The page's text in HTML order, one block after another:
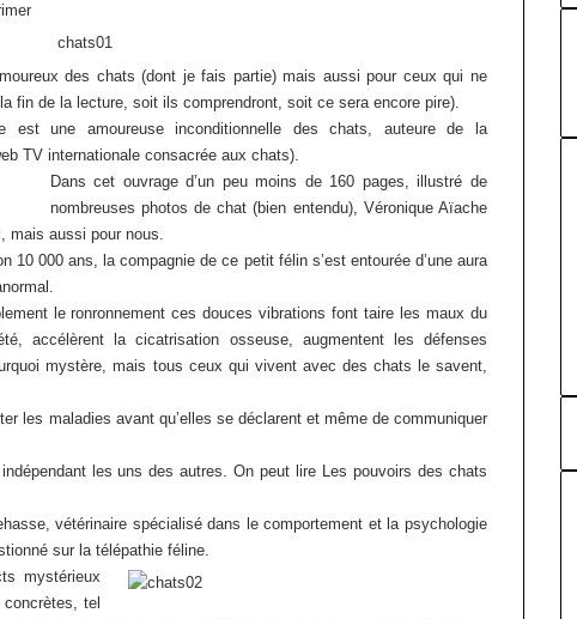
des chats (dont je fais partie) mais aussi pour ceux qui ne
fin de la lecture, soit ils comprendront, soit ce sera encore pire).
est une amoureuse inconditionnelle des chats, auteure de la
TV internationale consacrée aux chats).
Dans cet ouvrage d’un peu moins de 160 pages, illustré de
nombreuses photos de chat (bien entendu), Véronique Aïache
mais aussi pour nous.
10 000 ans, la compagnie de ce petit félin s’est entourée d’une aura
le ronronnement ces douces vibrations font taire les maux du
accélèrent la cicatrisation osseuse, augmentent les défenses
mystère, mais tous ceux qui vivent avec des chats le savent,
les maladies avant qu’elles se déclarent et même de communiquer
les uns des autres. On peut lire Les pouvoirs des chats
vétérinaire spécialisé dans le comportement et la psychologie
sur la télépathie féline.
mystérieux
tel